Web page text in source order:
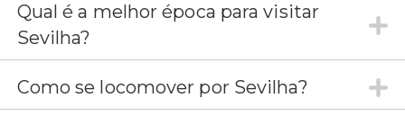
Qual é a melhor época para visitar
Sevilha?
Como se locomover por Sevilha?